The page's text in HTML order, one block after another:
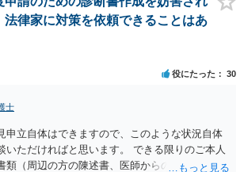
法律家に対策を依頼できることはあ
役にたった 30
士
申立自体はできますので、このような状況自体
いただければと思います。 できる限りのご本人
類（周辺の方の陳述書、医師からの聴取書等）